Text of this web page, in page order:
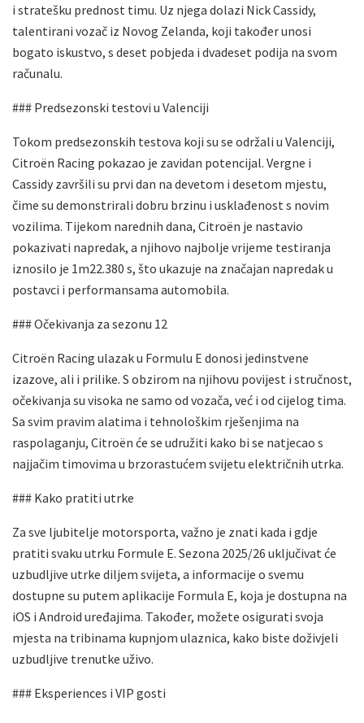
i stratešku prednost timu. Uz njega dolazi Nick Cassidy,
talentirani vozač iz Novog Zelanda, koji također unosi
bogato iskustvo, s deset pobjeda i dvadeset podija na svom
računalu.
### Predsezonski testovi u Valenciji
Tokom predsezonskih testova koji su se održali u Valenciji,
Citroën Racing pokazao je zavidan potencijal. Vergne i
Cassidy završili su prvi dan na devetom i desetom mjestu,
čime su demonstrirali dobru brzinu i usklađenost s novim
vozilima. Tijekom narednih dana, Citroën je nastavio
pokazivati napredak, a njihovo najbolje vrijeme testiranja
iznosilo je 1m22.380 s, što ukazuje na značajan napredak u
postavci i performansama automobila.
### Očekivanja za sezonu 12
Citroën Racing ulazak u Formulu E donosi jedinstvene
izazove, ali i prilike. S obzirom na njihovu povijest i stručnost,
očekivanja su visoka ne samo od vozača, već i od cijelog tima.
Sa svim pravim alatima i tehnološkim rješenjima na
raspolaganju, Citroën će se udružiti kako bi se natjecao s
najjačim timovima u brzorastućem svijetu električnih utrka.
### Kako pratiti utrke
Za sve ljubitelje motorsporta, važno je znati kada i gdje
pratiti svaku utrku Formule E. Sezona 2025/26 uključivat će
uzbudljive utrke diljem svijeta, a informacije o svemu
dostupne su putem aplikacije Formula E, koja je dostupna na
iOS i Android uređajima. Također, možete osigurati svoja
mjesta na tribinama kupnjom ulaznica, kako biste doživjeli
uzbudljive trenutke uživo.
### Eksperiences i VIP gosti